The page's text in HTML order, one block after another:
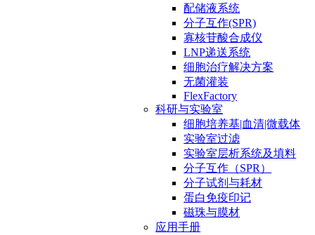
配储液系统
分子互作(SPR)
寡核苷酸合成仪
LNP递送系统
细胞治疗解决方案
无菌灌装
FlexFactory
科研与实验室
细胞培养基|血清|微载体
实验室过滤
实验室层析系统及填料
分子互作（SPR）
分子试剂与耗材
蛋白免疫印记
磁珠与膜材
应用手册